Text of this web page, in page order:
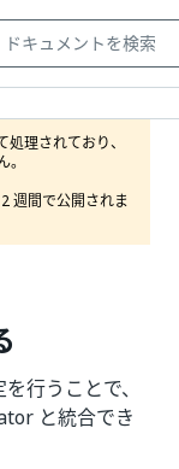
理されており、
週間で公開されま
行うことで、
と統合でき